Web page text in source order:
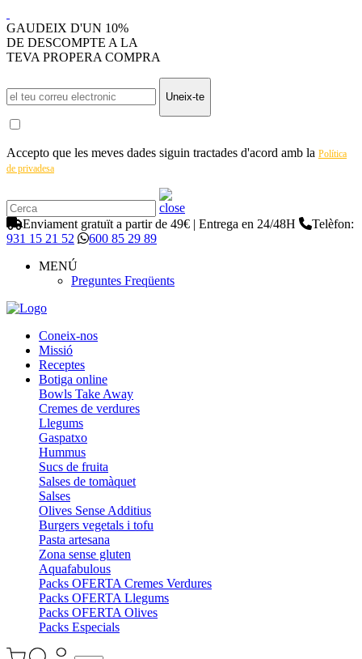
GAUDEIX D'UN 10%
DE DESCOMPTE A LA
TEVA PROPERA COMPRA
Uneix-te
Accepto que les meves dades siguin tractades d'acord amb la Política
de privadesa
Enviament gratuït a partir de 49€ | Entrega en 24/48H
Telèfon:
931 15 21 52
600 85 29 89
MENÚ
Preguntes Freqüents
Coneix-nos
Missió
Receptes
Botiga online
Bowls Take Away
Cremes de verdures
Llegums
Gaspatxo
Hummus
Sucs de fruita
Salses de tomàquet
Salses
Olives Sense Additius
Burgers vegetals i tofu
Pasta artesana
Zona sense gluten
Aquafabulous
Packs OFERTA Cremes Verdures
Packs OFERTA Llegums
Packs OFERTA Olives
Packs Especials